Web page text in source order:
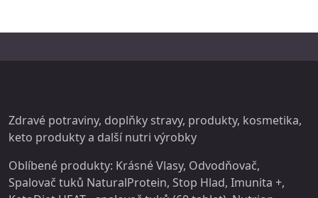
Zdravé potraviny, doplňky stravy, produkty, kosmetika,
keto produkty a další nutri výrobky
Oblíbené produkty: Krásné Vlasy, Odvodňovač,
Spalovač tuků NaturalProtein, Stop Hlad, Imunita +,